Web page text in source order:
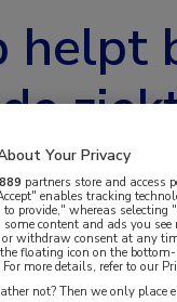
van een
Your Privacy
889 partners store and access
enables tracking
to provide," whereas
some content and ads you
or withdraw consent at any
floating icon on the
more details, refer to our
not? Then we only place